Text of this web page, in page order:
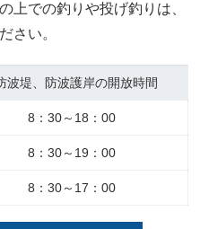
上での釣りや投げ釣りは、
さい。
波堤、 防波護岸の開放時間
8：30～18：00
8：30～19：00
8：30～17：00